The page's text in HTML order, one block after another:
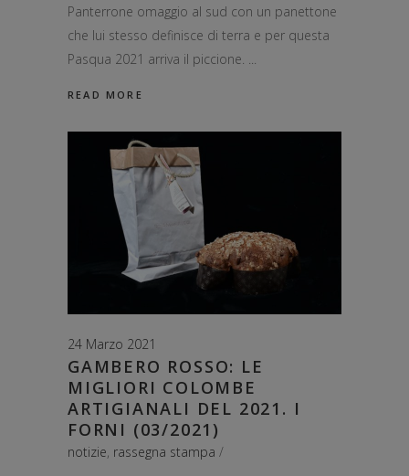
Panterrone omaggio al sud con un panettone
che lui stesso definisce di terra e per questa
Pasqua 2021 arriva il piccione.
READ MORE
24 Marzo 2021
GAMBERO ROSSO: LE
MIGLIORI COLOMBE
ARTIGIANALI DEL 2021. I
FORNI (03/2021)
notizie, rassegna stampa